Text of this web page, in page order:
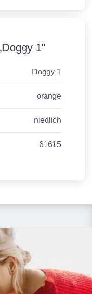
1“
Doggy 1
orange
niedlich
61615